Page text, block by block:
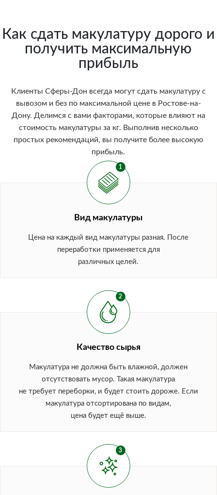
Как сдать макулатуру дорого и
получить максимальную
прибыль
Клиенты Сферы-Дон всегда могут сдать макулатуру с
вывозом и без по максимальной цене в Ростове-на-
Дону. Делимся с вами факторами, которые влияют на
стоимость макулатуры за кг. Выполнив несколько
простых рекомендаций, вы получите более высокую
прибыль.
Вид макулатуры
Цена на каждый вид макулатуры разная. После
переработки применяется для
различных целей.
Качество сырья
Макулатура не должна быть влажной, должен
отсутствовать мусор. Такая макулатура
не требует переборки, и будет стоить дороже. Если
макулатура отсортирована по видам,
цена будет ещё выше.